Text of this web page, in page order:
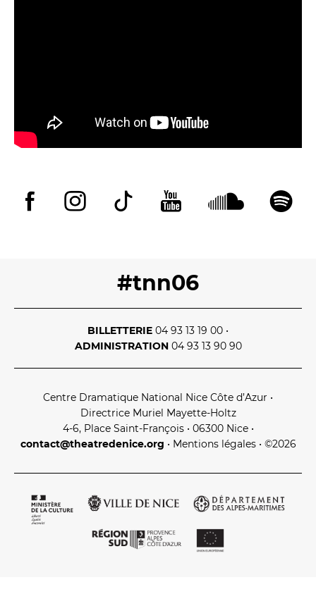
#tnn06
BILLETTERIE 04 93 13 19 00 •
ADMINISTRATION 04 93 13 90 90
Centre Dramatique National Nice Côte d’Azur •
Directrice Muriel Mayette‑Holtz
4‑6, Place Saint‑François • 06300 Nice •
contact@theatredenice.org • Mentions légales• ©2026